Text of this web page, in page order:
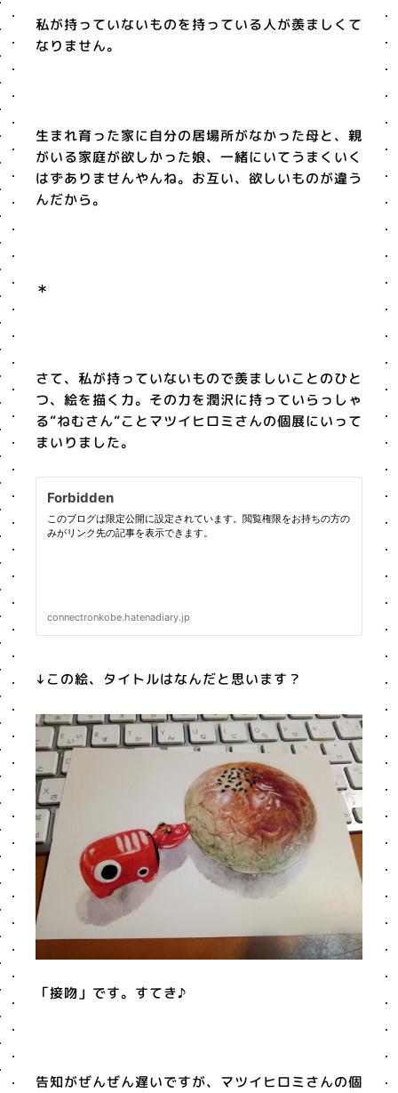
私が持っていないものを持っている人が羨ましくて
なりません。
生まれ育った家に自分の居場所がなかった母と、親
がいる家庭が欲しかった娘、一緒にいてうまくいく
はずありませんやんね。お互い、欲しいものが違う
んだから。
＊
さて、私が持っていないもので羨ましいことのひと
つ、絵を描く力。その力を潤沢に持っていらっしゃ
る”ねむさん”ことマツイヒロミさんの個展にいって
まいりました。
↓この絵、タイトルはなんだと思います？
「接吻」です。すてき♪
告知がぜんぜん遅いですが、マツイヒロミさんの個